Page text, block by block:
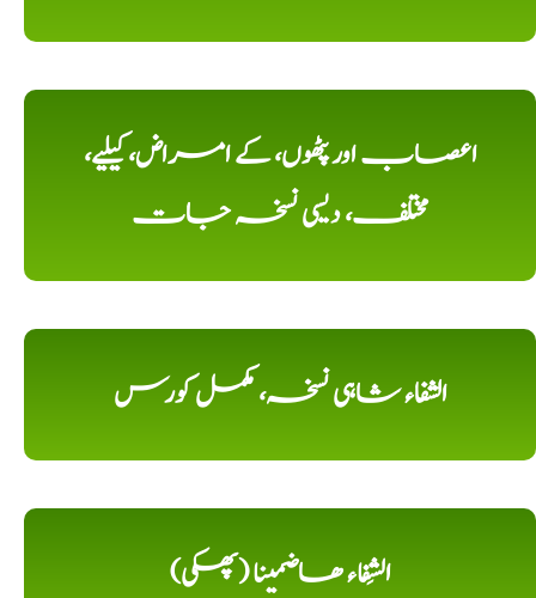
اعصاب اور پٹھوں، کے امراض، کیلیے،
مختلف، دیسی نسخہ جات
الشفاء شاہی نسخہ، مکمل کورس
الشِفاء ھاضمینا (پھکی)